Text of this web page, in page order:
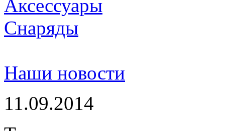
Аксессуары
Снаряды
Наши новости
11.09.2014